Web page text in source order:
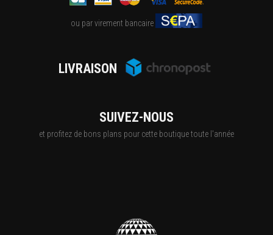
ou par virement bancaire
LIVRAISON
SUIVEZ-NOUS
et profitez de bons plans pour cette boutique toute l'année